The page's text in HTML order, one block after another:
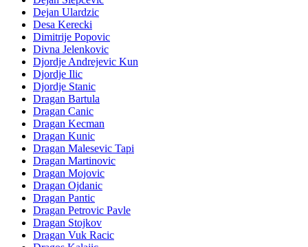
Dejan Ulardzic
Desa Kerecki
Dimitrije Popovic
Divna Jelenkovic
Djordje Andrejevic Kun
Djordje Ilic
Djordje Stanic
Dragan Bartula
Dragan Canic
Dragan Kecman
Dragan Kunic
Dragan Malesevic Tapi
Dragan Martinovic
Dragan Mojovic
Dragan Ojdanic
Dragan Pantic
Dragan Petrovic Pavle
Dragan Stojkov
Dragan Vuk Racic